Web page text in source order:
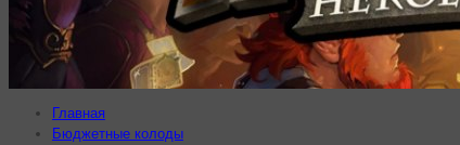
Главная
Бюджетные колоды